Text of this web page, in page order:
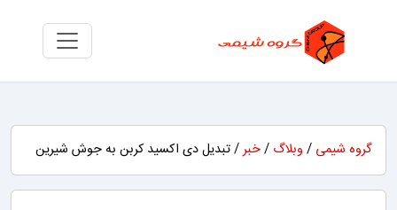
گروه شیمی / وبلاگ /خبر/ تبدیل دی اکسید کربن به جوش شیرین